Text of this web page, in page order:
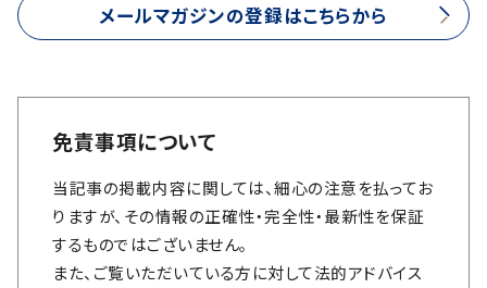
メールマガジンの登録はこちらから
免責事項について
当記事の掲載内容に関しては、細心の注意を払ってお
りますが、その情報の正確性・完全性・最新性を保証
するものではございません。
また、ご覧いただいている方に対して法的アドバイス